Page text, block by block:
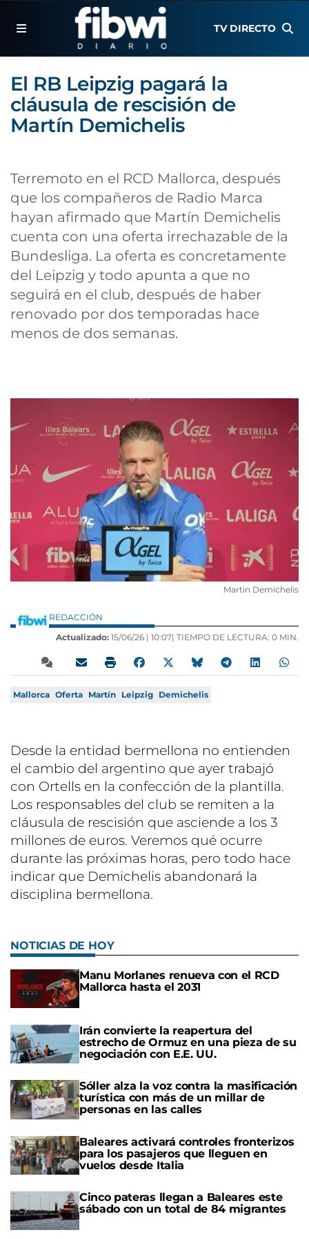
TV DIRECTO
El RB Leipzig pagará la
cláusula de rescisión de
Martín Demichelis
Terremoto en el RCD Mallorca, después
que los compañeros de Radio Marca
hayan afirmado que Martín Demichelis
cuenta con una oferta irrechazable de la
Bundesliga. La oferta es concretamente
del Leipzig y todo apunta a que no
seguirá en el club, después de haber
renovado por dos temporadas hace
menos de dos semanas.
Martin Demichelis
REDACCIÓN
Actualizado: 15/06/26 | 10:07| TIEMPO DE LECTURA: 0 MIN.
Mallorca Oferta Martín Leipzig Demichelis
Desde la entidad bermellona no entienden
el cambio del argentino que ayer trabajó
con Ortells en la confección de la plantilla.
Los responsables del club se remiten a la
cláusula de rescisión que asciende a los 3
millones de euros. Veremos qué ocurre
durante las próximas horas, pero todo hace
indicar que Demichelis abandonará la
disciplina bermellona.
NOTICIAS DE HOY
Manu Morlanes renueva con el RCD
Mallorca hasta el 2031
Irán convierte la reapertura del
estrecho de Ormuz en una pieza de su
negociación con E.E. UU.
Sóller alza la voz contra la masificación
turística con más de un millar de
personas en las calles
Baleares activará controles fronterizos
para los pasajeros que lleguen en
vuelos desde Italia
Cinco pateras llegan a Baleares este
sábado con un total de 84 migrantes